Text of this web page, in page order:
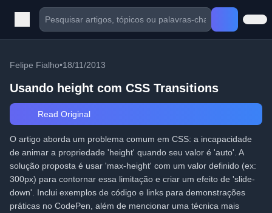
Felipe Fialho•18/11/2013
Usando height com CSS Transitions
Read Original
O artigo aborda um problema comum em CSS: a incapacidade
de animar a propriedade 'height' quando seu valor é 'auto'. A
solução proposta é usar 'max-height' com um valor definido (ex:
300px) para contornar essa limitação e criar um efeito de 'slide-
down'. Inclui exemplos de código e links para demonstrações
práticas no CodePen, além de mencionar uma técnica mais